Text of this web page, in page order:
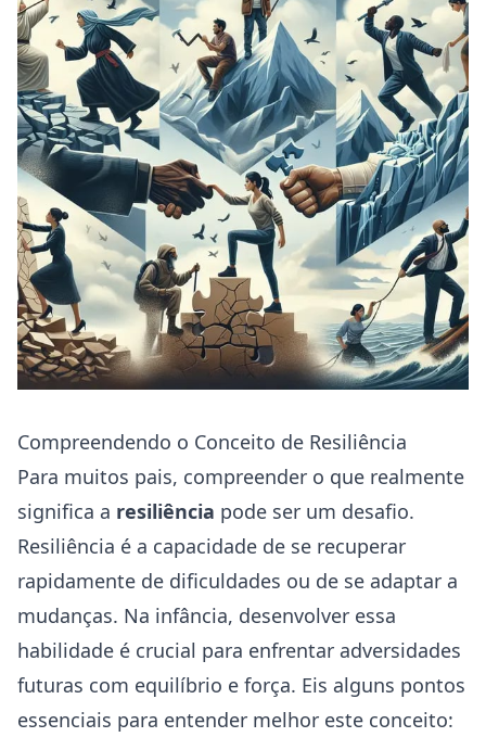
Compreendendo o Conceito de Resiliência
Para muitos pais, compreender o que realmente
significa a resiliência pode ser um desafio.
Resiliência é a capacidade de se recuperar
rapidamente de dificuldades ou de se adaptar a
mudanças. Na infância, desenvolver essa
habilidade é crucial para enfrentar adversidades
futuras com equilíbrio e força. Eis alguns pontos
essenciais para entender melhor este conceito: